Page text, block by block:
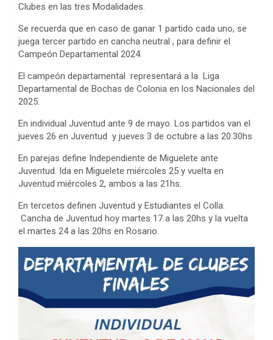
Clubes en las tres Modalidades.
Se recuerda que en caso de ganar 1 partido cada uno, se
juega tercer partido en cancha neutral , para definir el
Campeón Departamental 2024.
El campeón departamental representará a la Liga
Departamental de Bochas de Colonia en los Nacionales del
2025.
En individual Juventud ante 9 de mayo. Los partidos van el
jueves 26 en Juventud y jueves 3 de octubre a las 20.30hs
En parejas define Independiente de Miguelete ante
Juventud. Ida en Miguelete miércoles 25 y vuelta en
Juventud miércoles 2, ambos a las 21hs.
En tercetos definen Juventud y Estudiantes el Colla.
Cancha de Juventud hoy martes 17 a las 20hs y la vuelta
el martes 24 a las 20hs en Rosario.